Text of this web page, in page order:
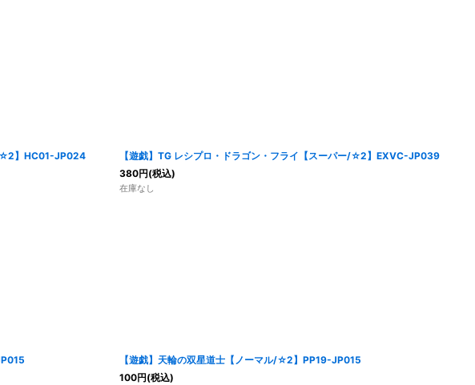
/☆2】HC01-JP024
【遊戯】TG レシプロ・ドラゴン・フライ【スーパー/☆2】EXVC-JP039
380円(税込)
在庫なし
【遊戯】天輪の双星道士【ノーマル/☆2】PP19-JP015
100円(税込)